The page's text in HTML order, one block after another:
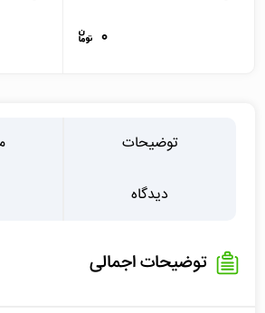
0
توضیحات
دیدگاه
توضیحات اجمالی